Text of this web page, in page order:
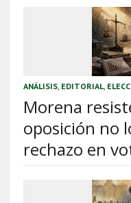
ANÁLISIS, EDITORIAL,
Morena
oposición no
rechazo en